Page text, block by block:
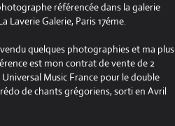
référencée dans la galerie
Laverie Galerie, Paris 17éme.
quelques photographies et ma plus
est mon contrat de vente de 2
Universal Music France pour le double
de chants grégoriens, sorti en Avril